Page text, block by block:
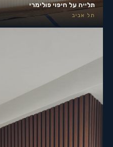
תלייה על חיפוי פולימרי
תל אביב